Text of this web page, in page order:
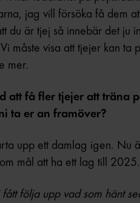
jag vill försöka få dem
du är tjej så innebär det ju
måste visa att tjejer kan ta
mer.
att få fler tjejer att träna
ta er an framöver?
upp ett damlag igen. Nu
mål att ha ett lag till 2025.
följa upp vad som hänt